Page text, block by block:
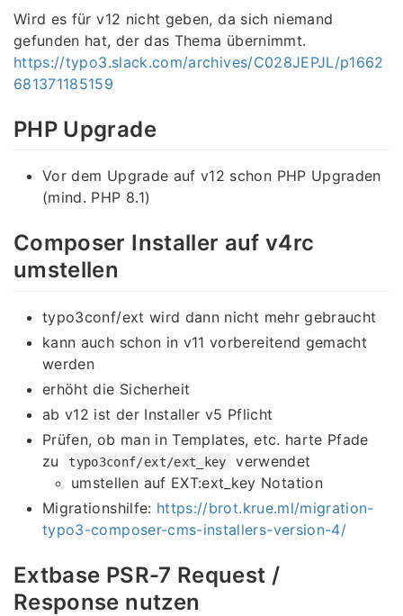
Wird es für v12 nicht geben, da sich niemand
gefunden hat, der das Thema übernimmt.
https://typo3.slack.com/archives/C028JEPJL/p1662
681371185159
PHP Upgrade
Vor dem Upgrade auf v12 schon PHP Upgraden
(mind. PHP 8.1)
Composer Installer auf v4rc
umstellen
typo3conf/ext wird dann nicht mehr gebraucht
kann auch schon in v11 vorbereitend gemacht
werden
erhöht die Sicherheit
ab v12 ist der Installer v5 Pflicht
Prüfen, ob man in Templates, etc. harte Pfade
zu
typo3conf/ext/ext_key
verwendet
umstellen auf EXT:ext_key Notation
Migrationshilfe: https://brot.krue.ml/migration-
typo3-composer-cms-installers-version-4/
Extbase PSR-7 Request /
Response nutzen